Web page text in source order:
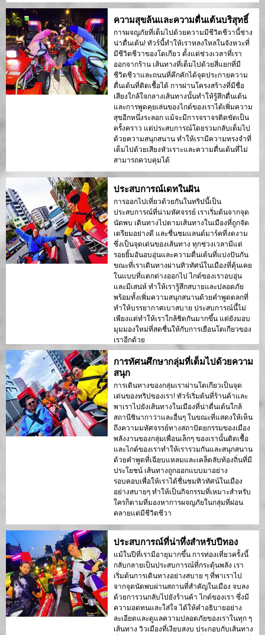
ความสุขล้นและความตื่นเต้นบริสุทธิ์
การผจญภัยที่เต็มไปด้วยความมีชีวิตชีวานี้ช่าง
น่าตื่นเต้น! ทัวร์นี้ทำให้เราหลงใหลในจังหวะที่
มีชีวิตชีวาของโตเกียว ตั้งแต่ช่วงเวลาที่เรา
ออกจากร้าน เส้นทางที่เต็มไปด้วยสี่แยกที่มี
ชีวิตชีวาและถนนที่คึกคักได้จุดประกายความ
ตื่นเต้นที่ติดเชื้อได้ การผ่านโครงสร้างที่มีชื่อ
เสียงใกล้ใจกลางเส้นทางนั้นทำให้รู้สึกตื่นเต้น
และการพูดคุยเล่นของไกด์ของเราได้เพิ่มความ
สุขอีกหนึ่งระลอก แม้จะมีการจราจรติดขัดเป็น
ครั้งคราว แต่ประสบการณ์โดยรวมกลับเต็มไป
ด้วยความสนุกสนาน ทำให้เรามีความทรงจำที่
เต็มไปด้วยเสียงหัวเราะและความตื่นเต้นที่ไม่
สามารถควบคุมได้
ประสบการณ์เดทในฝัน
การออกไปเที่ยวด้วยกันในทริปนี้เป็น
ประสบการณ์ที่น่ามหัศจรรย์ เราเริ่มต้นจากจุด
นัดพบ เดินทางไปตามเส้นทางในเมืองที่ถูกจัด
เตรียมอย่างดี และชื่นชมแลนด์มาร์คที่งดงาม
ซึ่งเป็นจุดเด่นของเส้นทาง ทุกช่วงเวลามีแต่
รอยยิ้มอันอบอุ่นและความตื่นเต้นที่แบ่งปันกัน
ขณะที่เราเดินทางผ่านทิวทัศน์ในเมืองที่คุ้นเคย
ในแบบที่แตกต่างออกไป ไกด์ของเราอบอุ่น
และมีเสน่ห์ ทำให้เรารู้สึกสบายและปลอดภัย
พร้อมทั้งเพิ่มความสนุกสนานด้วยคำพูดตลกที่
ทำให้บรรยากาศเบาสบาย ประสบการณ์นี้ไม่
เพียงแต่ทำให้เราใกล้ชิดกันมากขึ้น แต่ยังมอบ
มุมมองใหม่ที่สดชื่นให้กับการเยือนโตเกียวของ
เราอีกด้วย
การทัศนศึกษากลุ่มที่เต็มไปด้วยความ
สนุก
การเดินทางของกลุ่มเราผ่านโตเกียวเป็นจุด
เด่นของทริปของเรา! ทัวร์เริ่มต้นที่ร้านค้าและ
พาเราไปยังเส้นทางในเมืองที่น่าตื่นเต้นใกล้
สถานีชินากาว่าและอื่นๆ ในขณะที่แสดงให้เห็น
ถึงความมหัศจรรย์ทางสถาปัตยกรรมของเมือง
พลังงานของกลุ่มเพื่อนเล็กๆ ของเรานั้นติดเชื้อ
และไกด์ของเราทำให้เรารวมกันและสนุกสนาน
ด้วยคำพูดที่เฉียบแหลมและเคล็ดลับท้องถิ่นที่มี
ประโยชน์ เส้นทางถูกออกแบบมาอย่าง
รอบคอบเพื่อให้เราได้ชื่นชมทิวทัศน์ในเมือง
อย่างสบายๆ ทำให้เป็นกิจกรรมที่เหมาะสำหรับ
ใครก็ตามที่มองหาการผจญภัยในกลุ่มที่ผ่อน
คลายแต่มีชีวิตชีวา
ประสบการณ์ที่น่าทึ่งสำหรับปีทอง
แม้ในปีที่เรามีอายุมากขึ้น การท่องเที่ยวครั้งนี้
กลับกลายเป็นประสบการณ์ที่กระตุ้นพลัง เรา
เริ่มต้นการเดินทางอย่างสบาย ๆ ที่พาเราไป
จากจุดนัดพบผ่านสถานที่สำคัญในเมือง จบลง
ด้วยการวนกลับไปยังร้านค้า ไกด์ของเรา ซึ่งมี
ความอดทนและใส่ใจ ได้ให้คำอธิบายอย่าง
ละเอียดและดูแลความปลอดภัยของเราในทุก ๆ
เส้นทาง วิวเมืองที่เงียบสงบ ประกอบกับเส้นทาง